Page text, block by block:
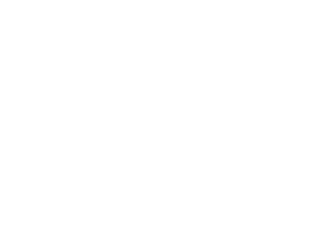
中心（需提前预约）